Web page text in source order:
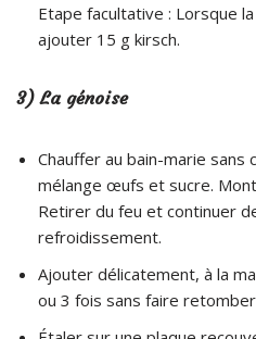
Etape facultative : Lorsque
ajouter 15 g kirsch.
3) La génoise
Chauffer au bain-marie
mélange œufs et sucre.
Retirer du feu et continuer
refroidissement.
Ajouter délicatement, à la
ou 3 fois sans faire